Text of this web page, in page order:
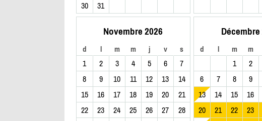
30
31
Novembre 2026
d l m m j v s
1 2 3 4 5 6
7
8
9 10 11 12 13
14
15
16 17 18 19 20
21
22
23 24 25 26 27
28
Décembre
d l m m
1 2
6
7 8 9
13
14 15 16
20
21 22 23